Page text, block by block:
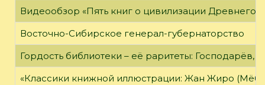
Видеообзор «Пять книг о цивилизации Древнего
Восточно-Сибирское генерал-губернаторство
Гордость библиотеки – её раритеты:
«Классики книжной иллюстрации: Жан Жиро